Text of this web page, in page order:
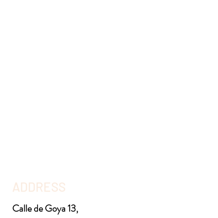
ADDRESS
Calle de Goya 13,